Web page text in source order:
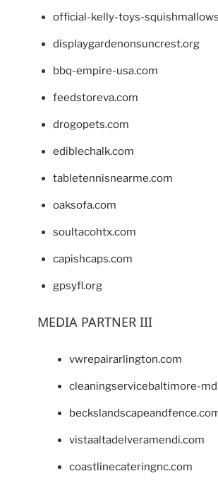
official-kelly-toys-
displaygardenonsuncrest.org
bbq-empire-usa.com
feedstoreva.com
drogopets.com
ediblechalk.com
tabletennisnearme.com
oaksofa.com
soultacohtx.com
capishcaps.com
gpsyfl.org
MEDIA PARTNER III
vwrepairarlington.com
cleaningservicebaltimore-
vistaaltadelveramendi.com
coastlinecateringnc.com